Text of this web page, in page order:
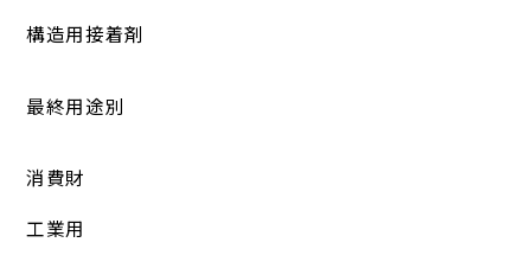
構造用接着剤
最終用途別
消費財
工業用